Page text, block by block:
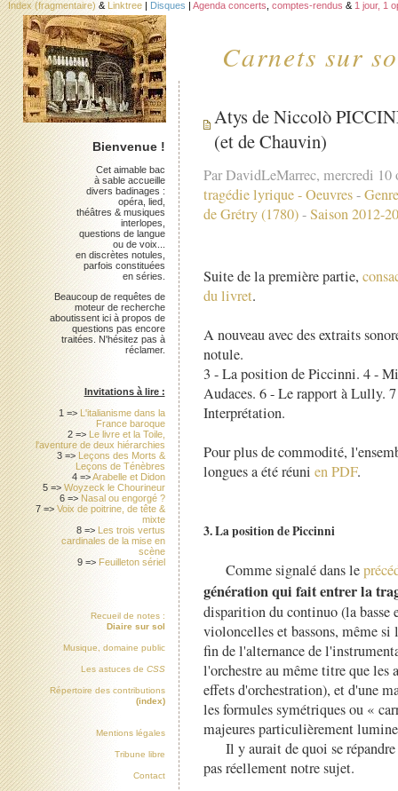
Carnets sur
Index (fragmentaire) & Linktree | Disques | Agenda concerts comptes-rendus & 1 jour, 1
Atys de Niccolò
(et de Chauvin)
Par DavidLeMarrec, mercredi 10
tragédie lyrique-Oeuvres-
de Grétry (1780)-Saison 2012-
Suite de la première partie,
du livret.
A nouveau avec des extraits
notule.
3 - La position de Piccinni. 4 -
Audaces. 6 - Le rapport à Lully.
Interprétation.
Pour plus de commodité,
longues a été réuni en PDF.
3. La position de Piccinni
Comme signalé dans le
génération qui fait entrer la
disparition du continuo (la basse
violoncelles et bassons, même
fin de l'alternance de
l'orchestre au même titre que les
effets d'orchestration), et d'une
les formules symétriques ou «
majeures particulièrement
Il y aurait de quoi se
pas réellement notre sujet.
Bienvenue !
Cet aimable bac
à sable accueille
divers badinages :
opéra, lied,
théâtres & musiques
interlopes,
questions de langue
ou de voix...
en discrètes notules,
parfois constituées
en séries.
Beaucoup de requêtes de
moteur de recherche
aboutissent ici à propos de
questions pas encore
traitées. N'hésitez pas à
réclamer.
Invitations à lire :
1 => L'italianisme dans la
France baroque
2 => Le livre et la Toile,
l'aventure de deux hiérarchies
3 => Leçons des Morts &
Leçons de Ténèbres
4 =>Arabelle et Didon
5 =>Woyzeck le Chourineur
6 => Nasal ou engorgé ?
7 =>Voix de poitrine, de tête &
mixte
8 => Les trois vertus
cardinales de la mise en
scène
9 => Feuilleton sériel
Recueil de notes :
Diaire sur sol
Musique, domaine public
Les astuces de CSS
Répertoire des contributions
(index)
Mentions légales
Tribune libre
Contact